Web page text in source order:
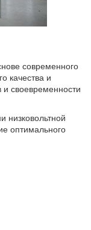
современного
качества и
и своевременности
низковольтной
оптимального